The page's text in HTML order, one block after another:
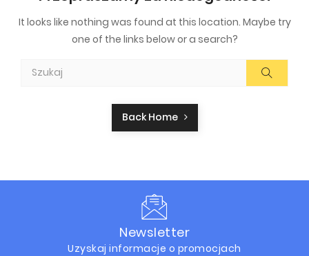
It looks like nothing was found at this location. Maybe try
one of the links below or a search?
Back Home
Newsletter
Uzyskaj informacje o promocjach